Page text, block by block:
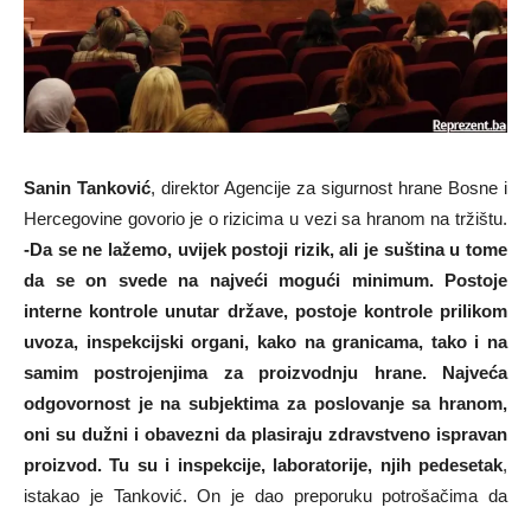
Sanin Tanković, direktor Agencije za sigurnost hrane Bosne i
Hercegovine govorio je o rizicima u vezi sa hranom na tržištu.
-Da se ne lažemo, uvijek postoji rizik, ali je suština u tome
da se on svede na najveći mogući minimum. Postoje
interne kontrole unutar države, postoje kontrole prilikom
uvoza, inspekcijski organi, kako na granicama, tako i na
samim postrojenjima za proizvodnju hrane. Najveća
odgovornost je na subjektima za poslovanje sa hranom,
oni su dužni i obavezni da plasiraju zdravstveno ispravan
proizvod. Tu su i inspekcije, laboratorije, njih pedesetak,
istakao je Tanković. On je dao preporuku potrošačima da